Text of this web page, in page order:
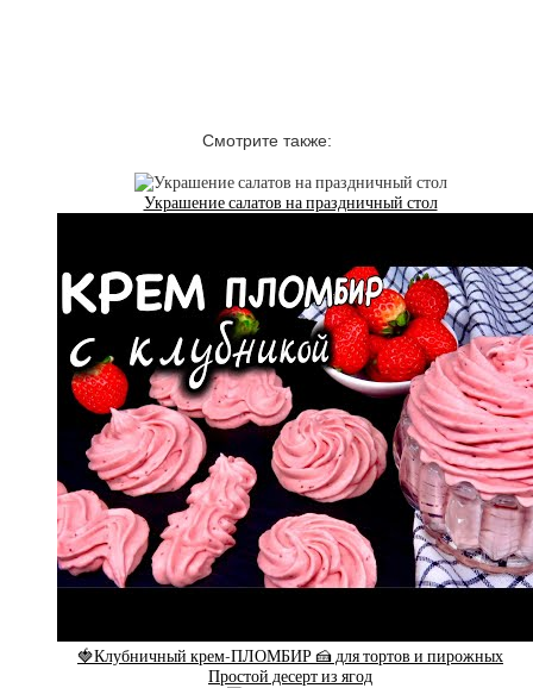
Смотрите также:
Украшение салатов на праздничный стол
🍓Клубничный крем-ПЛОМБИР 🍰 для тортов и пирожных
Простой десерт из ягод